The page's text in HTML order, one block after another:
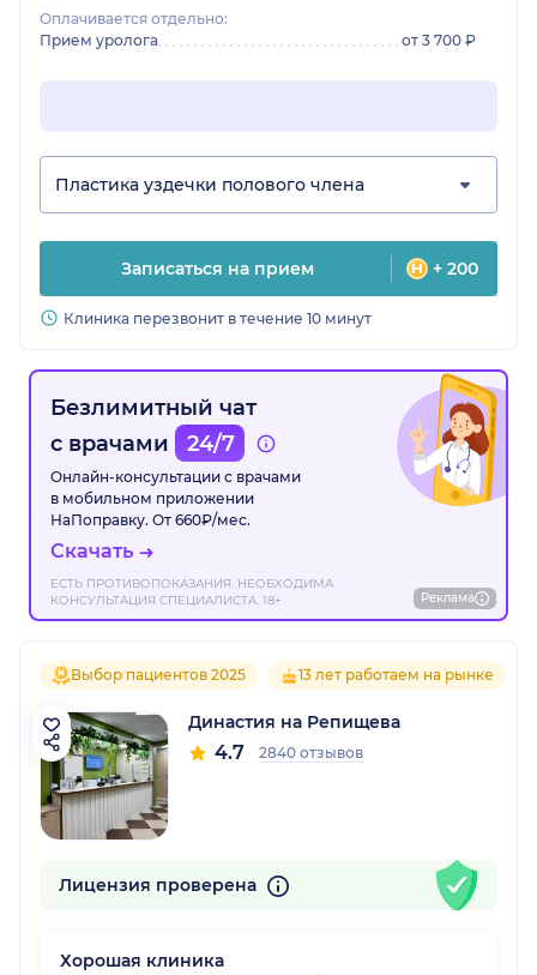
Оплачивается отдельно:
Прием уролога
от 3 700 ₽
Пластика уздечки полового члена
Записаться на прием + 200
Клиника перезвонит в течение 10 минут
Безлимитный чат
с врачами
24/7
Онлайн-консультации с врачами
в мобильном приложении
НаПоправку. От 660₽/мес.
Скачать
ЕСТЬ ПРОТИВОПОКАЗАНИЯ. НЕОБХОДИМА
КОНСУЛЬТАЦИЯ СПЕЦИАЛИСТА. 18+
Реклама
Выбор пациентов 2025 13 лет работаем на рынке
Династия на Репищева
4.7 2840 отзывов
Лицензия проверена
Хорошая клиника